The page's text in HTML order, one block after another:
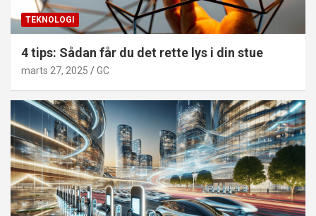
TEKNOLOGI
4 tips: Sådan får du det rette lys i din stue
marts 27, 2025 GC